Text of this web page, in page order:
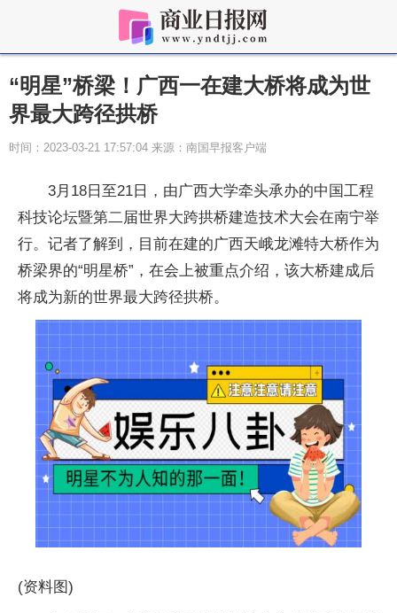
“明星”桥梁！广西一在建大桥将成为世
界最大跨径拱桥
时间：2023-03-21 17:57:04 来源：南国早报客户端
3月18日至21日，由广西大学牵头承办的中国工程
科技论坛暨第二届世界大跨拱桥建造技术大会在南宁举
行。记者了解到，目前在建的广西天峨龙滩特大桥作为
桥梁界的“明星桥”，在会上被重点介绍，该大桥建成后
将成为新的世界最大跨径拱桥。
(资料图)